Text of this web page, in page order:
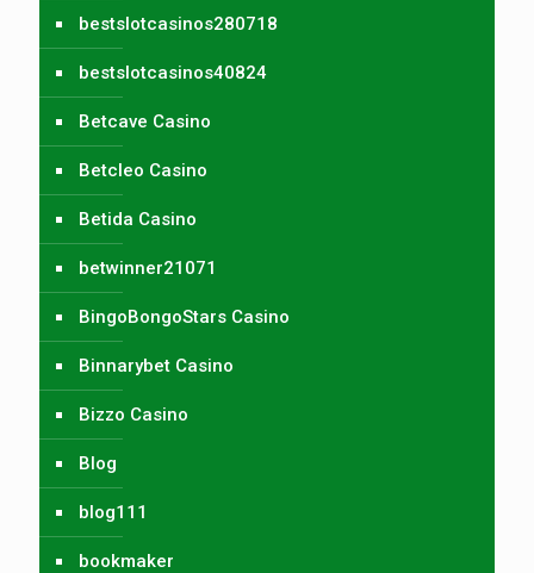
bestslotcasinos280718
bestslotcasinos40824
Betcave Casino
Betcleo Casino
Betida Casino
betwinner21071
BingoBongoStars Casino
Binnarybet Casino
Bizzo Casino
Blog
blog111
bookmaker